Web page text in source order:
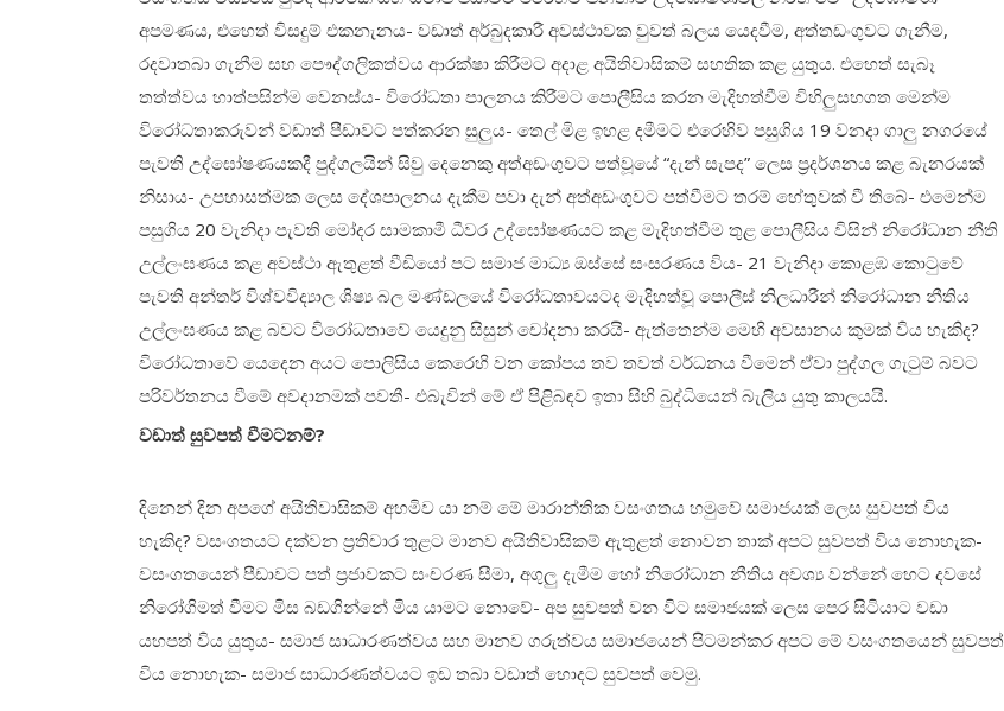
අපමණය, එහෙත් විසදුම් එකනැනය- වඩාත් අර්බුදකාරී අවස්ථාවක වුවත් බලය යෙදවීම, අත්තඩංගුවට ගැනීම,
රදවාතබා ගැනීම සහ පෞද්ගලිකත්වය ආරක්ෂා කිරීමට අදාළ අයිතිවාසිකම් සහතික කළ යුතුය. එහෙත් සැබෑ
තත්ත්වය හාත්පසින්ම වෙනස්ය- විරෝධතා පාලනය කිරීමට පොලීසිය කරන මැදිහත්වීම විහිලුසහගත මෙන්ම
විරෝධතාකරුවන් වඩාත් පීඩාවට පත්කරන සුලුය- තෙල් මිළ ඉහළ දමීමට එරෙහිව පසුගිය 19 වනදා ගාලු නගරයේ
පැවති උද්ඝෝෂණයකදී පුද්ගලයින් සිවු දෙනෙකු අත්අඩංගුවට පත්වූයේ “දැන් සැපද” ලෙස ප්‍රදර්ශනය කළ බැනරයක්
නිසාය- උපහාසත්මක ලෙස දේශපාලනය දැකීම පවා දැන් අත්අඩංගුවට පත්වීමට තරම් හේතුවක් වී තිබේ- එමෙන්ම
පසුගිය 20 වැනිදා පැවති මෝදර සාමකාමී ධීවර උද්ඝෝෂණයට කළ මැදිහත්වීම තුළ පොලීසිය විසින් නිරෝධාන නීති
උල්ලංඝණය කළ අවස්ථා ඇතුළත් වීඩියෝ පට සමාජ මාධ්‍ය ඔස්සේ සංසරණය විය- 21 වැනිදා කොළඹ කොටුවේ
පැවති අන්තර් විශ්වවිද්‍යාල ශිෂ්‍ය බල මණ්ඩලයේ විරෝධතාවයටද මැදිහත්වූ පොලීස් නිලධාරීන් නිරෝධාන නීතිය
උල්ලංඝණය කළ බවට විරෝධතාවේ යෙදුනු සිසුන් චෝදනා කරයි- ඇත්තෙන්ම මෙහි අවසානය කුමක් විය හැකිද?
විරෝධතාවේ යෙදෙන අයට පොලිසිය කෙරෙහි වන කෝපය තව තවත් වර්ධනය වීමෙන් ඒවා පුද්ගල ගැටුම් බවට
පරිවර්තනය වීමේ අවදානමක් පවතී- එබැවින් මේ ඒ පිළිබඳව ඉතා සිහි බුද්ධියෙන් බැලිය යුතු කාලයයි.
වඩාත් සුවපත් වීමටනම්?
දිනෙන් දින අපගේ අයිතිවාසිකම් අහමිව යා නම් මේ මාරාන්තික වසංගතය හමුවේ සමාජයක් ලෙස සුවපත් විය
හැකිද? වසංගතයට දක්වන ප්‍රතිචාර තුළට මානව අයිතිවාසිකම් ඇතුළත් නොවන තාක් අපට සුවපත් විය නොහැක-
වසංගතයෙන් පීඩාවට පත් ප්‍රජාවකට සංචරණ සීමා, අගුලු දැමීම හෝ නිරෝධාන නීතිය අවශ්‍ය වන්නේ හෙට දවසේ
නිරෝගිමත් වීමට මිස බඩගින්නේ මිය යාමට නොවේ- අප සුවපත් වන විට සමාජයක් ලෙස පෙර සිටියාට වඩා
යහපත් විය යුතුය- සමාජ සාධාරණත්වය සහ මානව ගරුත්වය සමාජයෙන් පිටමන්කර අපට මේ වසංගතයෙන් සුවපත්
විය නොහැක- සමාජ සාධාරණත්වයට ඉඩ තබා වඩාත් හොදට සුවපත් වෙමු.